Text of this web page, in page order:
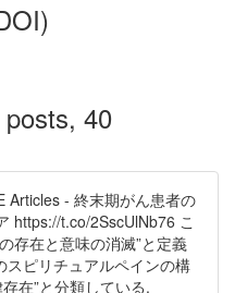
40
Articles - 終末期がん患者の
https://t.co/2SscUlNb76 こ
存在と意味の消滅”と定義
スピリチュアルペインの構
在”と分類している.